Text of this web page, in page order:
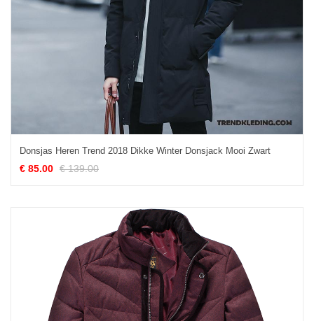
Donsjas Heren Trend 2018 Dikke Winter Donsjack Mooi Zwart
€ 85.00 € 139.00